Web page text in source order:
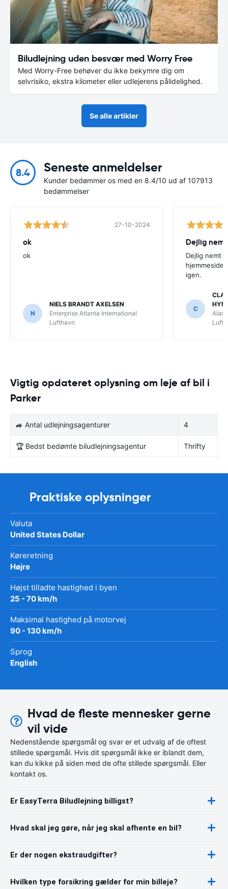
Biludlejning uden besvær med Worry Free
Med Worry-Free behøver du ikke bekymre dig om
selvrisiko, ekstra kilometer eller udlejerens pålidelighed.
Se alle artikler
8.4 Seneste anmeldelser
Kunder bedømmer os med en 8.4/10 ud af 107913
bedømmelser
27-10-2024
ok
ok
N
NIELS BRANDT AXELSEN
Enterprise Atlanta International
Lufthavn
Dejlig
Dejlig nemt
igen.
C
Vigtig opdateret oplysning om leje af bil i
Parker
🚙 Antal udlejningsagenturer 4
🏆 Bedst bedømte biludlejningsagentur Thrifty
Praktiske oplysninger
Valuta
United States Dollar
Køreretning
Højre
Højst tilladte hastighed i byen
25 - 70 km/h
Maksimal hastighed på motorvej
90 - 130 km/h
Sprog
English
Hvad de fleste mennesker gerne
vil vide
Nedenstående spørgsmål og svar er et udvalg af de oftest
stillede spørgsmål. Hvis dit spørgsmål ikke er iblandt dem,
kan du kikke på siden med de ofte stillede spørgsmål. Eller
kontakt os.
Er EasyTerra Biludlejning billigst?
Hvad skal jeg gøre, når jeg skal afhente en bil?
Er der nogen ekstraudgifter?
Hvilken type forsikring gælder for min billeje?